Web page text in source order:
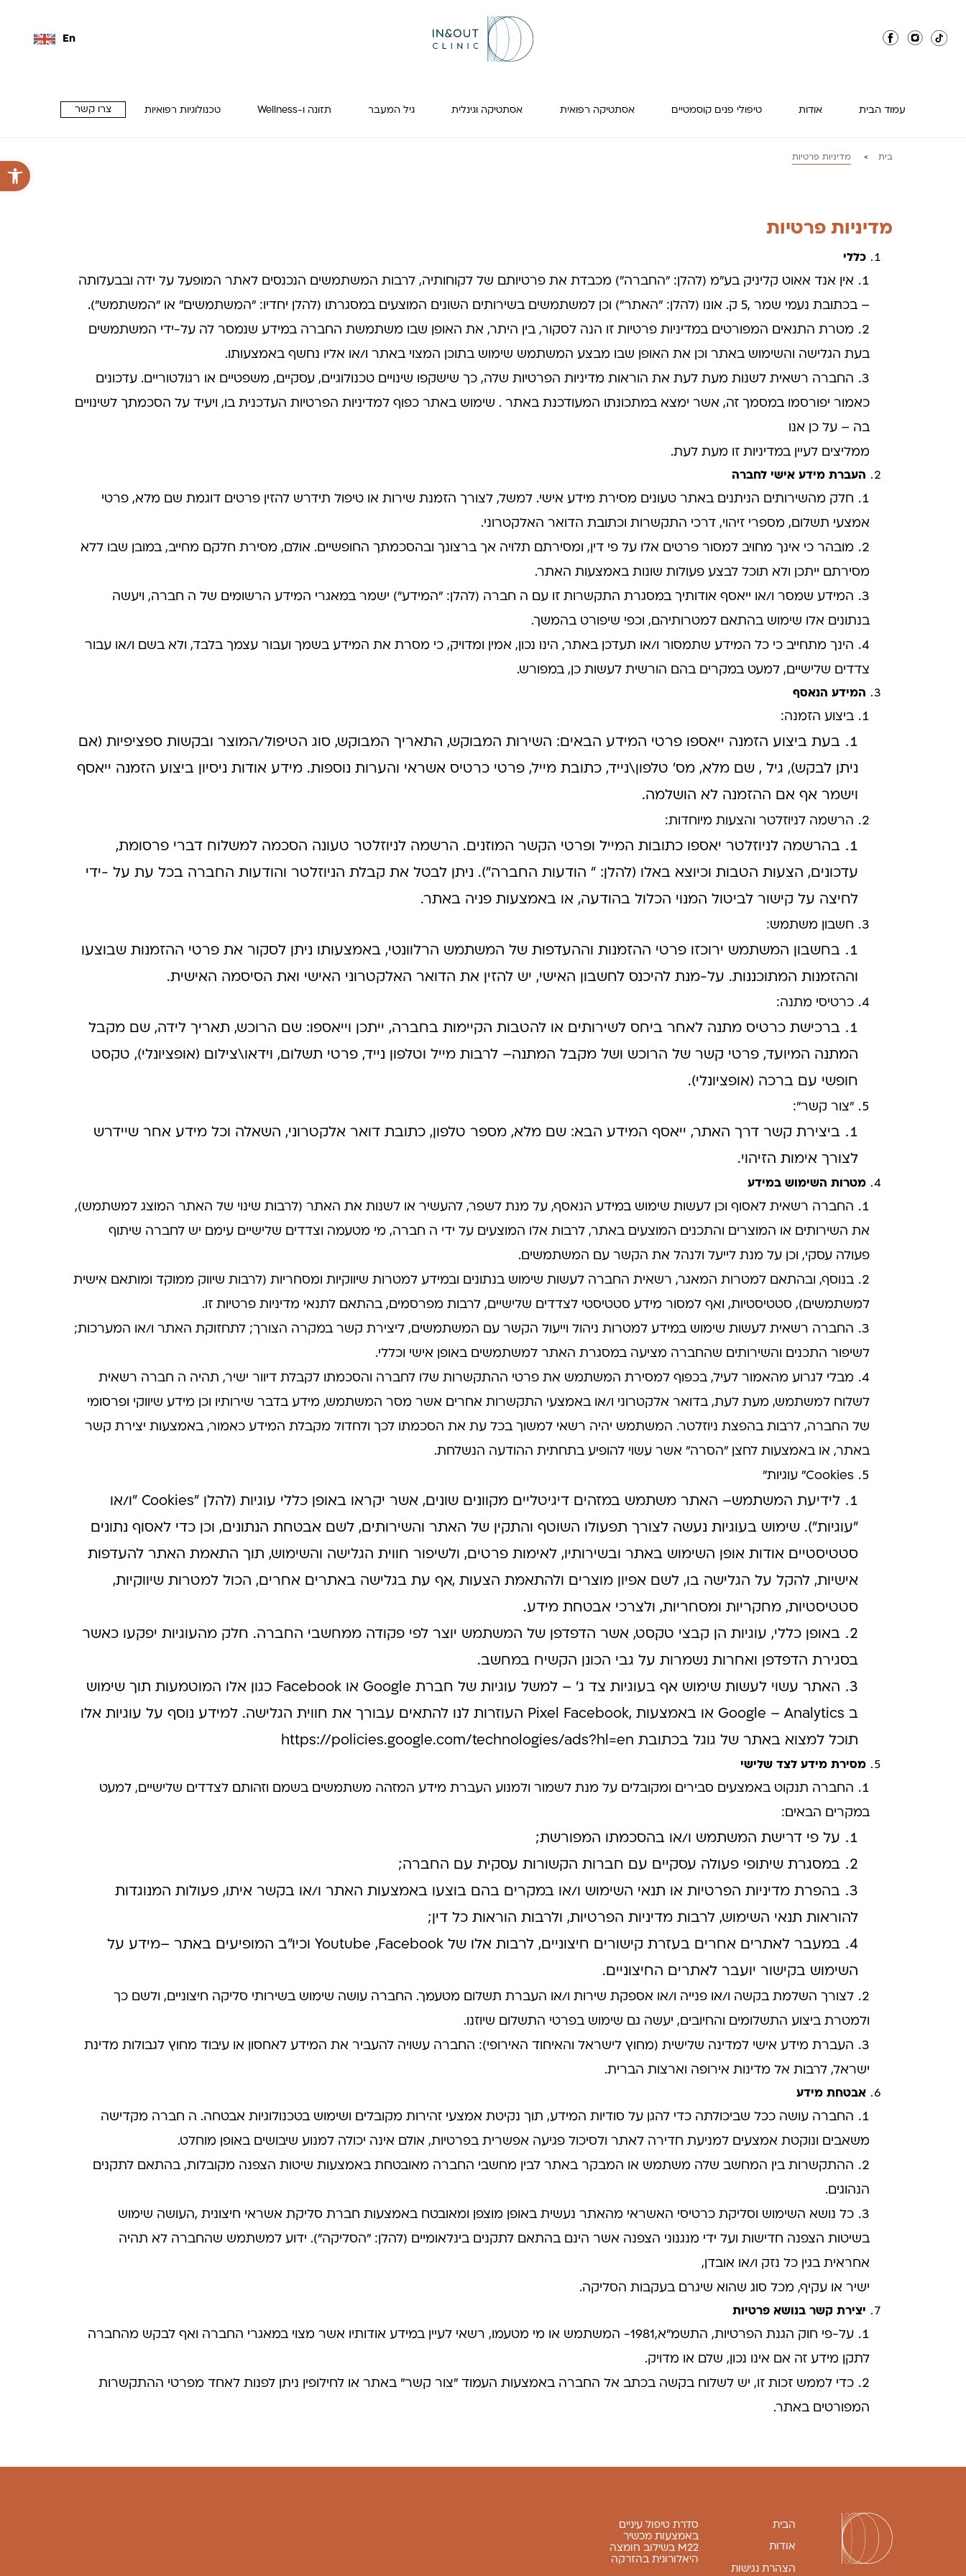
פתח
En
עמוד הבית אודות טיפולי פנים קוסמטיים אסתטיקה רפואית אסתטיקה וגינלית גיל המעבר תזונה ו-Wellness טכנולוגיות רפואיות צרו קשר
בית > מדיניות פרטיות
מדיניות פרטיות
כללי
אין אנד אאוט קליניק בע"מ (להלן: "החברה") מכבדת את פרטיותם של לקוחותיה, לרבות המשתמשים הנכנסים לאתר המופעל על ידה ובבעלותה
– בכתובת נעמי שמר ,5 ק. אונו (להלן: "האתר") וכן למשתמשים בשירותים השונים המוצעים במסגרתו (להלן יחדיו: "המשתמשים" או "המשתמש").
מטרת התנאים המפורטים במדיניות פרטיות זו הנה לסקור, בין היתר, את האופן שבו משתמשת החברה במידע שנמסר לה על-ידי המשתמשים
בעת הגלישה והשימוש באתר וכן את האופן שבו מבצע המשתמש שימוש בתוכן המצוי באתר ו/או אליו נחשף באמצעותו.
החברה רשאית לשנות מעת לעת את הוראות מדיניות הפרטיות שלה, כך שישקפו שינויים טכנולוגיים, עסקיים, משפטיים או רגולטוריים. עדכונים
כאמור יפורסמו במסמך זה, אשר ימצא במתכונתו המעודכנת באתר . שימוש באתר כפוף למדיניות הפרטיות העדכנית בו, ויעיד על הסכמתך לשינויים
בה – על כן אנו
ממליצים לעיין במדיניות זו מעת לעת.
העברת מידע אישי לחברה
חלק מהשירותים הניתנים באתר טעונים מסירת מידע אישי. למשל, לצורך הזמנת שירות או טיפול תידרש להזין פרטים דוגמת שם מלא, פרטי
אמצעי תשלום, מספרי זיהוי, דרכי התקשרות וכתובת הדואר האלקטרוני.
מובהר כי אינך מחויב למסור פרטים אלו על פי דין, ומסירתם תלויה אך ברצונך ובהסכמתך החופשיים. אולם, מסירת חלקם מחייב, במובן שבו ללא
מסירתם ייתכן ולא תוכל לבצע פעולות שונות באמצעות האתר.
המידע שמסר ו/או ייאסף אודותיך במסגרת התקשרות זו עם ה חברה (להלן: "המידע") ישמר במאגרי המידע הרשומים של ה חברה, ויעשה
בנתונים אלו שימוש בהתאם למטרותיהם, וכפי שיפורט בהמשך.
הינך מתחייב כי כל המידע שתמסור ו/או תעדכן באתר, הינו נכון, אמין ומדויק, כי מסרת את המידע בשמך ועבור עצמך בלבד, ולא בשם ו/או עבור
צדדים שלישיים, למעט במקרים בהם הורשית לעשות כן, במפורש.
המידע הנאסף
ביצוע הזמנה:
בעת ביצוע הזמנה ייאספו פרטי המידע הבאים: השירות המבוקש, התאריך המבוקש, סוג הטיפול/המוצר ובקשות ספציפיות (אם
ניתן לבקש), גיל , שם מלא, מס' טלפון\נייד, כתובת מייל, פרטי כרטיס אשראי והערות נוספות. מידע אודות ניסיון ביצוע הזמנה ייאסף
וישמר אף אם ההזמנה לא הושלמה.
הרשמה לניוזלטר והצעות מיוחדות:
בהרשמה לניוזלטר יאספו כתובות המייל ופרטי הקשר המוזנים. הרשמה לניוזלטר טעונה הסכמה למשלוח דברי פרסומת,
עדכונים, הצעות הטבות וכיוצא באלו (להלן: " הודעות החברה"). ניתן לבטל את קבלת הניוזלטר והודעות החברה בכל עת על -ידי
לחיצה על קישור לביטול המנוי הכלול בהודעה, או באמצעות פניה באתר.
חשבון משתמש:
בחשבון המשתמש ירוכזו פרטי ההזמנות וההעדפות של המשתמש הרלוונטי, באמצעותו ניתן לסקור את פרטי ההזמנות שבוצעו
וההזמנות המתוכננות. על-מנת להיכנס לחשבון האישי, יש להזין את הדואר האלקטרוני האישי ואת הסיסמה האישית.
כרטיסי מתנה:
ברכישת כרטיס מתנה לאחר ביחס לשירותים או להטבות הקיימות בחברה, ייתכן וייאספו: שם הרוכש, תאריך לידה, שם מקבל
המתנה המיועד, פרטי קשר של הרוכש ושל מקבל המתנה– לרבות מייל וטלפון נייד, פרטי תשלום, וידאו\צילום (אופציונלי), טקסט
חופשי עם ברכה (אופציונלי).
"צור קשר":
ביצירת קשר דרך האתר, ייאסף המידע הבא: שם מלא, מספר טלפון, כתובת דואר אלקטרוני, השאלה וכל מידע אחר שיידרש
לצורך אימות הזיהוי.
מטרות השימוש במידע
החברה רשאית לאסוף וכן לעשות שימוש במידע הנאסף, על מנת לשפר, להעשיר או לשנות את האתר (לרבות שינוי של האתר המוצג למשתמש),
את השירותים או המוצרים והתכנים המוצעים באתר, לרבות אלו המוצעים על ידי ה חברה, מי מטעמה וצדדים שלישיים עימם יש לחברה שיתוף
פעולה עסקי, וכן על מנת לייעל ולנהל את הקשר עם המשתמשים.
בנוסף, ובהתאם למטרות המאגר, רשאית החברה לעשות שימוש בנתונים ובמידע למטרות שיווקיות ומסחריות (לרבות שיווק ממוקד ומותאם אישית
למשתמשים), סטטיסטיות, ואף למסור מידע סטטיסטי לצדדים שלישיים, לרבות מפרסמים, בהתאם לתנאי מדיניות פרטיות זו.
החברה רשאית לעשות שימוש במידע למטרות ניהול וייעול הקשר עם המשתמשים, ליצירת קשר במקרה הצורך; לתחזוקת האתר ו/או המערכות;
לשיפור התכנים והשירותים שהחברה מציעה במסגרת האתר למשתמשים באופן אישי וכללי.
מבלי לגרוע מהאמור לעיל, בכפוף למסירת המשתמש את פרטי ההתקשרות שלו לחברה והסכמתו לקבלת דיוור ישיר, תהיה ה חברה רשאית
לשלוח למשתמש, מעת לעת, בדואר אלקטרוני ו/או באמצעי התקשרות אחרים אשר מסר המשתמש, מידע בדבר שירותיו וכן מידע שיווקי ופרסומי
של החברה, לרבות בהפצת ניוזלטר. המשתמש יהיה רשאי למשוך בכל עת את הסכמתו לכך ולחדול מקבלת המידע כאמור, באמצעות יצירת קשר
באתר, או באמצעות לחצן "הסרה" אשר עשוי להופיע בתחתית ההודעה הנשלחת.
Cookies" עוגיות"
לידיעת המשתמש– האתר משתמש במזהים דיגיטליים מקוונים שונים, אשר יקראו באופן כללי עוגיות (להלן "Cookies "ו/או
"עוגיות"). שימוש בעוגיות נעשה לצורך תפעולו השוטף והתקין של האתר והשירותים, לשם אבטחת הנתונים, וכן כדי לאסוף נתונים
סטטיסטיים אודות אופן השימוש באתר ובשירותיו, לאימות פרטים, ולשיפור חווית הגלישה והשימוש, תוך התאמת האתר להעדפות
אישיות, להקל על הגלישה בו, לשם אפיון מוצרים ולהתאמת הצעות ,אף עת בגלישה באתרים אחרים, הכול למטרות שיווקיות,
סטטיסטיות, מחקריות ומסחריות, ולצרכי אבטחת מידע.
באופן כללי, עוגיות הן קבצי טקסט, אשר הדפדפן של המשתמש יוצר לפי פקודה ממחשבי החברה. חלק מהעוגיות יפקעו כאשר
בסגירת הדפדפן ואחרות נשמרות על גבי הכונן הקשיח במחשב.
האתר עשוי לעשות שימוש אף בעוגיות צד ג' – למשל עוגיות של חברת Google או Facebook כגון אלו המוטמעות תוך שימוש
ב Google – Analytics או באמצעות ,Pixel Facebook העוזרות לנו להתאים עבורך את חווית הגלישה. למידע נוסף על עוגיות אלו
תוכל למצוא באתר של גוגל בכתובת https://policies.google.com/technologies/ads?hl=en
מסירת מידע לצד שלישי
החברה תנקוט באמצעים סבירים ומקובלים על מנת לשמור ולמנוע העברת מידע המזהה משתמשים בשמם וזהותם לצדדים שלישיים, למעט
במקרים הבאים:
על פי דרישת המשתמש ו/או בהסכמתו המפורשת;
במסגרת שיתופי פעולה עסקיים עם חברות הקשורות עסקית עם החברה;
בהפרת מדיניות הפרטיות או תנאי השימוש ו/או במקרים בהם בוצעו באמצעות האתר ו/או בקשר איתו, פעולות המנוגדות
להוראות תנאי השימוש, לרבות מדיניות הפרטיות, ולרבות הוראות כל דין;
במעבר לאתרים אחרים בעזרת קישורים חיצוניים, לרבות אלו של Youtube ,Facebook וכיו"ב המופיעים באתר –מידע על
השימוש בקישור יועבר לאתרים החיצוניים.
לצורך השלמת בקשה ו/או פנייה ו/או אספקת שירות ו/או העברת תשלום מטעמך. החברה עושה שימוש בשירותי סליקה חיצוניים, ולשם כך
ולמטרת ביצוע התשלומים והחיובים, יעשה גם שימוש בפרטי התשלום שיוזנו.
העברת מידע אישי למדינה שלישית (מחוץ לישראל והאיחוד האירופי): החברה עשויה להעביר את המידע לאחסון או עיבוד מחוץ לגבולות מדינת
ישראל, לרבות אל מדינות אירופה וארצות הברית.
אבטחת מידע
החברה עושה ככל שביכולתה כדי להגן על סודיות המידע, תוך נקיטת אמצעי זהירות מקובלים ושימוש בטכנולוגיות אבטחה. ה חברה מקדישה
משאבים ונוקטת אמצעים למניעת חדירה לאתר ולסיכול פגיעה אפשרית בפרטיות, אולם אינה יכולה למנוע שיבושים באופן מוחלט.
ההתקשרות בין המחשב שלה משתמש או המבקר באתר לבין מחשבי החברה מאובטחת באמצעות שיטות הצפנה מקובלות, בהתאם לתקנים
הנהוגים.
כל נושא השימוש וסליקת כרטיסי האשראי מהאתר נעשית באופן מוצפן ומאובטח באמצעות חברת סליקת אשראי חיצונית ,העושה שימוש
בשיטות הצפנה חדישות ועל ידי מנגנוני הצפנה אשר הינם בהתאם לתקנים בינלאומיים (להלן: "הסליקה"). ידוע למשתמש שהחברה לא תהיה
אחראית בגין כל נזק ו/או אובדן,
ישיר או עקיף, מכל סוג שהוא שיגרם בעקבות הסליקה.
יצירת קשר בנושא פרטיות
על-פי חוק הגנת הפרטיות, התשמ"א,1981- המשתמש או מי מטעמו, רשאי לעיין במידע אודותיו אשר מצוי במאגרי החברה ואף לבקש מהחברה
לתקן מידע זה אם אינו נכון, שלם או מדויק.
כדי לממש זכות זו, יש לשלוח בקשה בכתב אל החברה באמצעות העמוד "צור קשר" באתר או לחילופין ניתן לפנות לאחד מפרטי ההתקשרות
המפורטים באתר.
הבית
אודות
הצהרת נגישות
סדרת טיפול עיניים
באמצעות מכשיר
M22 בשילוב חומצה
היאלורונית בהזרקה